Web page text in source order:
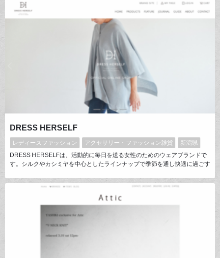
実。大人もこどもも一緒に楽しんでおい買い物できるショップを目指してい
ます。
DRESS HERSELF
レディースファッション アクセサリー・ファッション雑貨
新潟県
DRESS HERSELFは、活動的に毎日を送る女性のためのウェアブランドで
す。シルクやカシミヤを中心としたラインナップで季節を通し快適に過ごす